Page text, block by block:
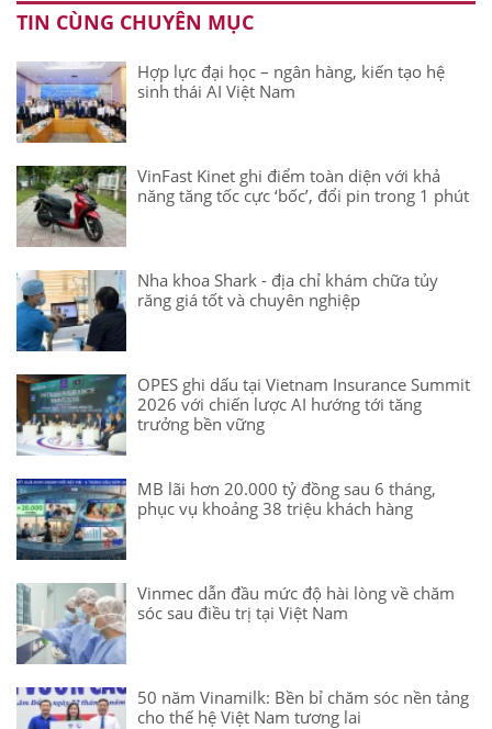
TIN CÙNG CHUYÊN MỤC
Hợp lực đại học – ngân hàng, kiến tạo hệ
sinh thái AI Việt Nam
VinFast Kinet ghi điểm toàn diện với khả
năng tăng tốc cực ‘bốc’, đổi pin trong 1 phút
Nha khoa Shark - địa chỉ khám chữa tủy
răng giá tốt và chuyên nghiệp
OPES ghi dấu tại Vietnam Insurance Summit
2026 với chiến lược AI hướng tới tăng
trưởng bền vững
MB lãi hơn 20.000 tỷ đồng sau 6 tháng,
phục vụ khoảng 38 triệu khách hàng
Vinmec dẫn đầu mức độ hài lòng về chăm
sóc sau điều trị tại Việt Nam
50 năm Vinamilk: Bền bỉ chăm sóc nền tảng
cho thế hệ Việt Nam tương lai